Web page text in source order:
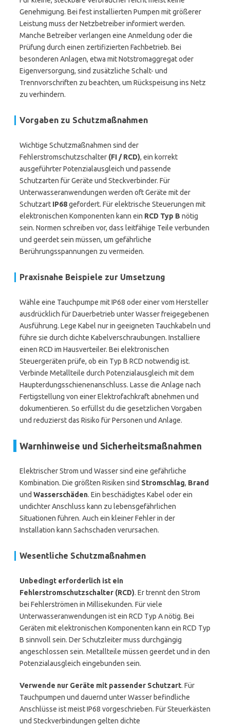
Genehmigung. Bei fest installierten Pumpen mit größerer
Leistung muss der Netzbetreiber informiert werden.
Manche Betreiber verlangen eine Anmeldung oder die
Prüfung durch einen zertifizierten Fachbetrieb. Bei
besonderen Anlagen, etwa mit Notstromaggregat oder
Eigenversorgung, sind zusätzliche Schalt- und
Trennvorschriften zu beachten, um Rückspeisung ins Netz
zu verhindern.
Vorgaben zu Schutzmaßnahmen
Wichtige Schutzmaßnahmen sind der
Fehlerstromschutzschalter (FI / RCD), ein korrekt
ausgeführter Potenzialausgleich und passende
Schutzarten für Geräte und Steckverbinder. Für
Unterwasseranwendungen werden oft Geräte mit der
Schutzart IP68gefordert. Für elektrische Steuerungen mit
elektronischen Komponenten kann ein RCD Typ B nötig
sein. Normen schreiben vor, dass leitfähige Teile verbunden
und geerdet sein müssen, um gefährliche
Berührungsspannungen zu vermeiden.
Praxisnahe Beispiele zur Umsetzung
Wähle eine Tauchpumpe mit IP68 oder einer vom Hersteller
ausdrücklich für Dauerbetrieb unter Wasser freigegebenen
Ausführung. Lege Kabel nur in geeigneten Tauchkabeln und
führe sie durch dichte Kabelverschraubungen. Installiere
einen RCD im Hausverteiler. Bei elektronischen
Steuergeräten prüfe, ob ein Typ B RCD notwendig ist.
Verbinde Metallteile durch Potenzialausgleich mit dem
Haupterdungsschienenanschluss. Lasse die Anlage nach
Fertigstellung von einer Elektrofachkraft abnehmen und
dokumentieren. So erfüllst du die gesetzlichen Vorgaben
und reduzierst das Risiko für Personen und Anlage.
Warnhinweise und Sicherheitsmaßnahmen
Elektrischer Strom und Wasser sind eine gefährliche
Kombination. Die größten Risiken sind Stromschlag, Brand
und Wasserschäden. Ein beschädigtes Kabel oder ein
undichter Anschluss kann zu lebensgefährlichen
Situationen führen. Auch ein kleiner Fehler in der
Installation kann Sachschaden verursachen.
Wesentliche Schutzmaßnahmen
Unbedingt erforderlich ist ein
Fehlerstromschutzschalter (RCD). Er trennt den Strom
bei Fehlerströmen in Millisekunden. Für viele
Unterwasseranwendungen ist ein RCD Typ A nötig. Bei
Geräten mit elektronischen Komponenten kann ein RCD Typ
B sinnvoll sein. Der Schutzleiter muss durchgängig
angeschlossen sein. Metallteile müssen geerdet und in den
Potenzialausgleich eingebunden sein.
Verwende nur Geräte mit passender Schutzart. Für
Tauchpumpen und dauernd unter Wasser befindliche
Anschlüsse ist meist IP68 vorgeschrieben. Für Steuerkästen
und Steckverbindungen gelten dichte